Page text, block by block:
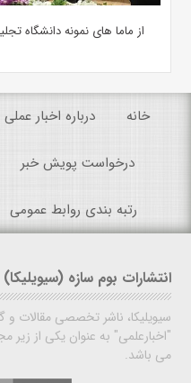
از ماما های نمونه دانشگاه
خانه درباره اخبار عملی
درخواست پویش خبر
رتبه بندی روابط عمومی
انتشارات بوم سازه (سیویلیکا)
سیویلیکا، ناشر تخصصی مقالات و
"اخبارعلمی" به عنوان یکی از زیر
می باشد.